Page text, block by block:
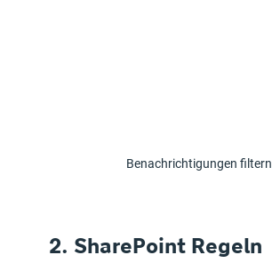
Benachrichtigungen filtern
2. SharePoint Regeln